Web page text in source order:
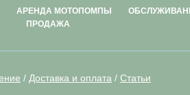
АРЕНДА МОТОПОМПЫ
ПРОДАЖА
/ Доставка и оплата / Статьи